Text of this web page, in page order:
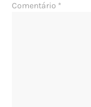
Comentário *